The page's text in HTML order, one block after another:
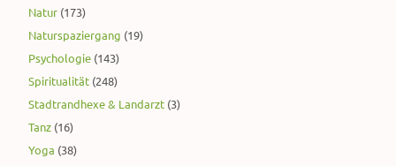
Natur (173)
Naturspaziergang (19)
Psychologie (143)
Spiritualität (248)
Stadtrandhexe & Landarzt (3)
Tanz (16)
Yoga (38)